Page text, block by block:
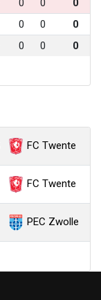
0 0
0
0 0
0
0 0 0
FC Twente
FC Twente
PEC Zwolle